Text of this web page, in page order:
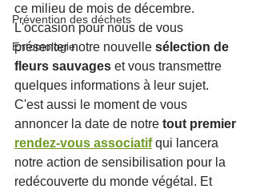
Prévention des déchets
Entomologie
ce milieu de mois de décembre.
L'occasion pour nous de vous
présenter notre nouvelle sélection de
fleurs sauvages et vous transmettre
quelques informations à leur sujet.
C'est aussi le moment de vous
annoncer la date de notre tout premier
rendez-vous associatif qui lancera
notre action de sensibilisation pour la
redécouverte du monde végétal. Et